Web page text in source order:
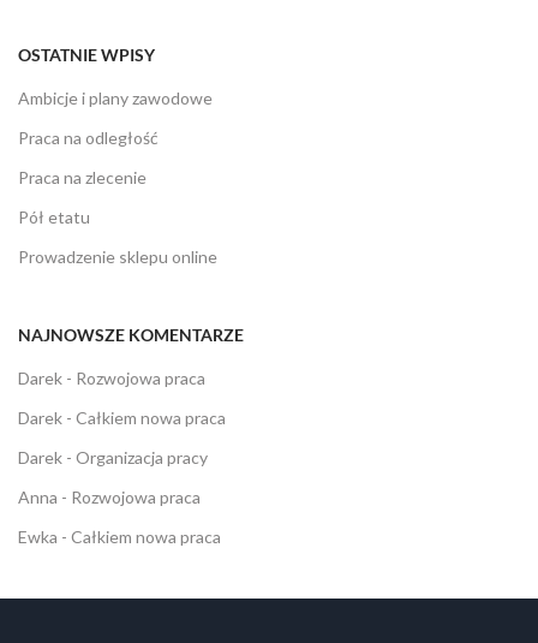
OSTATNIE WPISY
Ambicje i plany zawodowe
Praca na odległość
Praca na zlecenie
Pół etatu
Prowadzenie sklepu online
NAJNOWSZE KOMENTARZE
Darek - Rozwojowa praca
Darek - Całkiem nowa praca
Darek - Organizacja pracy
Anna - Rozwojowa praca
Ewka - Całkiem nowa praca